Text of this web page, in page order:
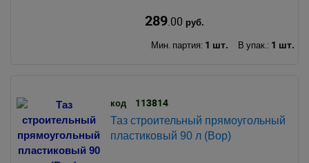
289.00 руб.
Мин. партия: 1 шт. В упак.: 1 шт.
код 113814
Таз строительный прямоугольный
пластиковый 90 л (Вор)